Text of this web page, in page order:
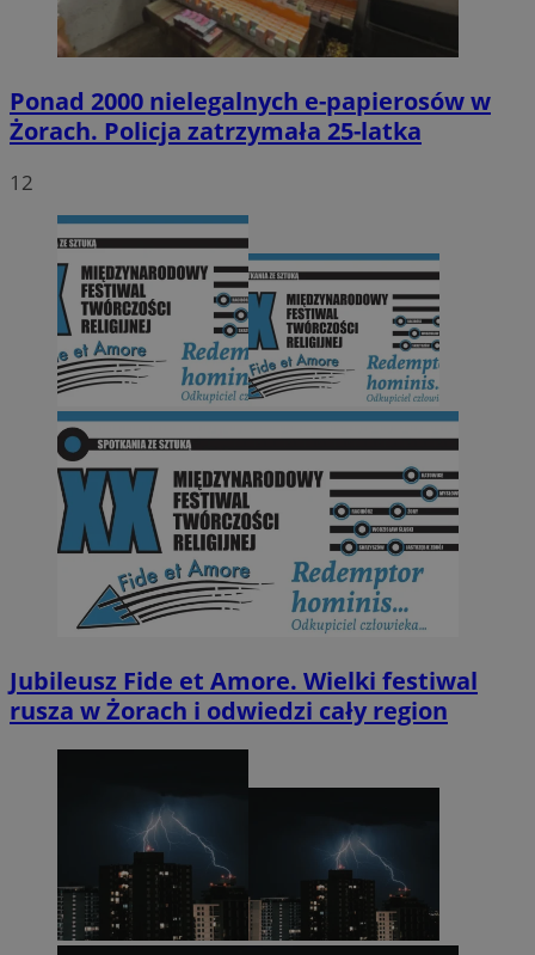
Ponad 2000 nielegalnych e-papierosów w
Żorach. Policja zatrzymała 25-latka
12
Jubileusz Fide et Amore. Wielki festiwal
rusza w Żorach i odwiedzi cały region